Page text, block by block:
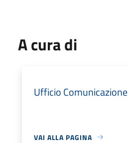
A cura di
Ufficio Comunicazione
VAI ALLA PAGINA